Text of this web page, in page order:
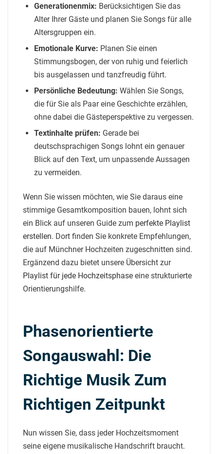
Generationenmix: Berücksichtigen Sie das
Alter Ihrer Gäste und planen Sie Songs für alle
Altersgruppen ein.
Emotionale Kurve: Planen Sie einen
Stimmungsbogen, der von ruhig und feierlich
bis ausgelassen und tanzfreudig führt.
Persönliche Bedeutung: Wählen Sie Songs,
die für Sie als Paar eine Geschichte erzählen,
ohne dabei die Gästeperspektive zu vergessen.
Textinhalte prüfen: Gerade bei
deutschsprachigen Songs lohnt ein genauer
Blick auf den Text, um unpassende Aussagen
zu vermeiden.
Wenn Sie wissen möchten, wie Sie daraus eine
stimmige Gesamtkomposition bauen, lohnt sich
ein Blick auf unseren Guide zum perfekte Playlist
erstellen. Dort finden Sie konkrete Empfehlungen,
die auf Münchner Hochzeiten zugeschnitten sind.
Ergänzend dazu bietet unsere Übersicht zur
Playlist für jede Hochzeitsphase eine strukturierte
Orientierungshilfe.
Phasenorientierte
Songauswahl: Die
Richtige Musik Zum
Richtigen Zeitpunkt
Nun wissen Sie, dass jeder Hochzeitsmoment
seine eigene musikalische Handschrift braucht.